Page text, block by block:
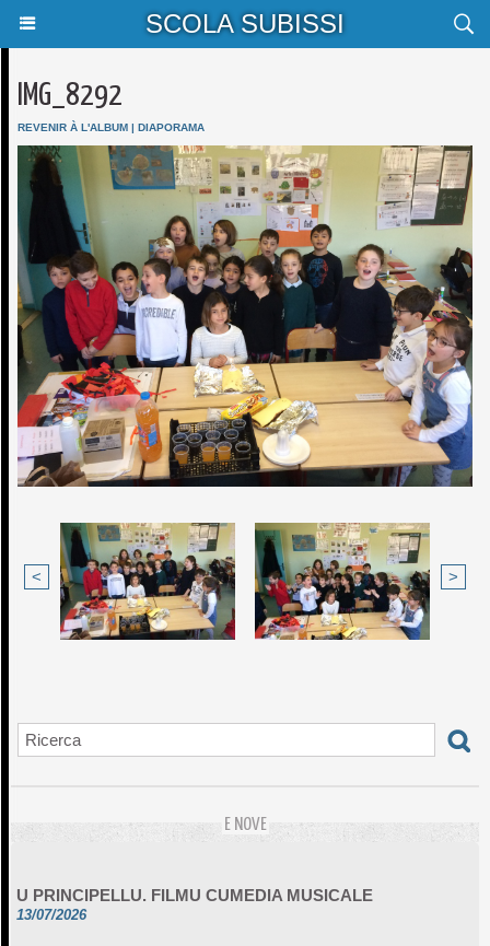
SCOLA SUBISSI
IMG_8292
REVENIR À L'ALBUM | DIAPORAMA
< >
E NOVE
13/07/2026